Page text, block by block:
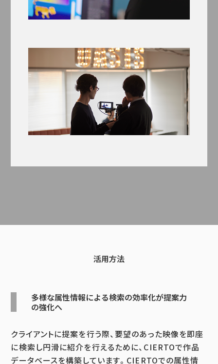
活用方法
多様な属性情報による検索の効率化が提案力
の強化へ
クライアントに提案を行う際、要望のあった映像を即座
に検索し円滑に紹介を行えるために、CIERTOで作品
データベースを構築しています。CIERTOでの属性情